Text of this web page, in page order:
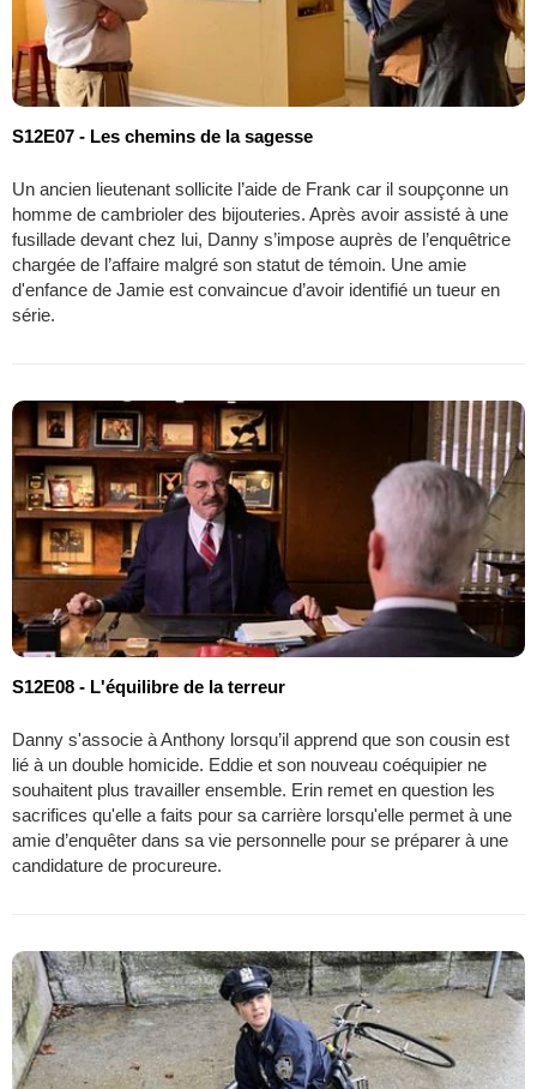
S12E07 - Les chemins de la sagesse
Un ancien lieutenant sollicite l’aide de Frank car il soupçonne un
homme de cambrioler des bijouteries. Après avoir assisté à une
fusillade devant chez lui, Danny s’impose auprès de l’enquêtrice
chargée de l’affaire malgré son statut de témoin. Une amie
d'enfance de Jamie est convaincue d’avoir identifié un tueur en
série.
S12E08 - L'équilibre de la terreur
Danny s'associe à Anthony lorsqu’il apprend que son cousin est
lié à un double homicide. Eddie et son nouveau coéquipier ne
souhaitent plus travailler ensemble. Erin remet en question les
sacrifices qu'elle a faits pour sa carrière lorsqu'elle permet à une
amie d’enquêter dans sa vie personnelle pour se préparer à une
candidature de procureure.